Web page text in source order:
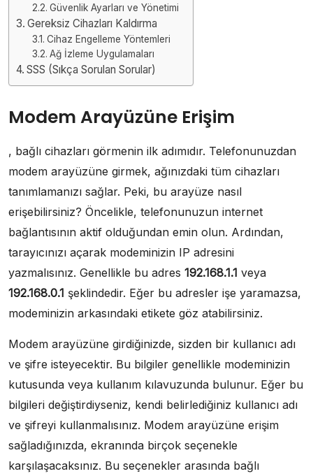
Güvenlik Ayarları ve Yönetimi
Gereksiz Cihazları Kaldırma
Cihaz Engelleme Yöntemleri
Ağ İzleme Uygulamaları
SSS (Sıkça Sorulan Sorular)
Modem Arayüzüne Erişim
, bağlı cihazları görmenin ilk adımıdır. Telefonunuzdan
modem arayüzüne girmek, ağınızdaki tüm cihazları
tanımlamanızı sağlar. Peki, bu arayüze nasıl
erişebilirsiniz? Öncelikle, telefonunuzun internet
bağlantısının aktif olduğundan emin olun. Ardından,
tarayıcınızı açarak modeminizin IP adresini
yazmalısınız. Genellikle bu adres 192.168.1.1 veya
192.168.0.1 şeklindedir. Eğer bu adresler işe yaramazsa,
modeminizin arkasındaki etikete göz atabilirsiniz.
Modem arayüzüne girdiğinizde, sizden bir kullanıcı adı
ve şifre isteyecektir. Bu bilgiler genellikle modeminizin
kutusunda veya kullanım kılavuzunda bulunur. Eğer bu
bilgileri değiştirdiyseniz, kendi belirlediğiniz kullanıcı adı
ve şifreyi kullanmalısınız. Modem arayüzüne erişim
sağladığınızda, ekranında birçok seçenekle
karşılaşacaksınız. Bu seçenekler arasında bağlı